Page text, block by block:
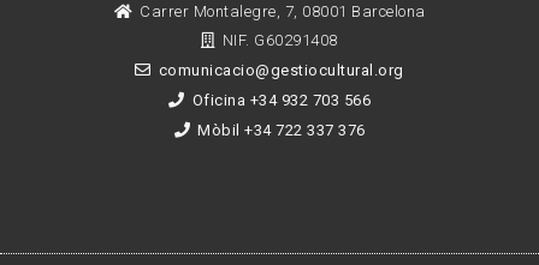
Carrer Montalegre, 7, 08001 Barcelona
NIF. G60291408
comunicacio@gestiocultural.org
Oficina +34 932 703 566
Mòbil +34 722 337 376